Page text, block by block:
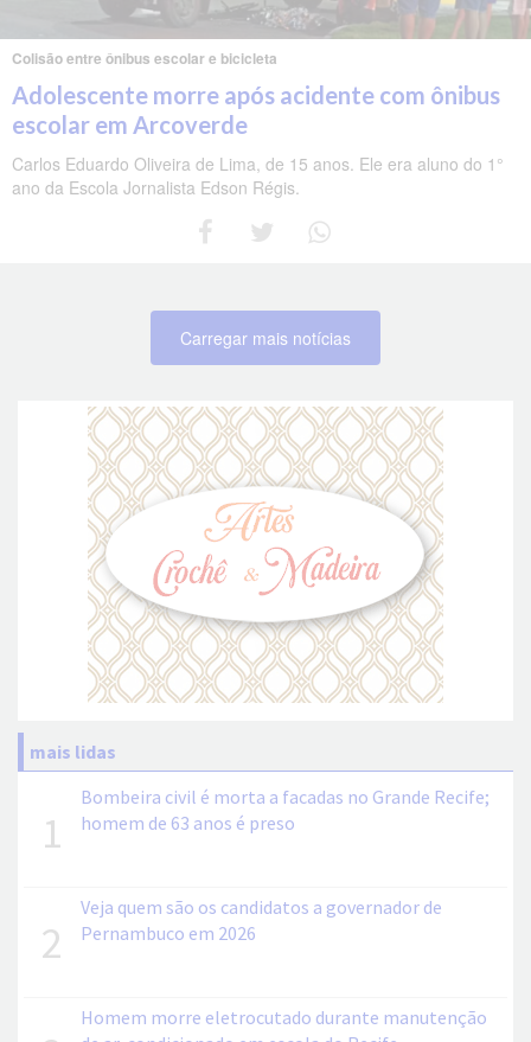
Colisão entre ônibus escolar e bicicleta
Adolescente morre após acidente com ônibus
escolar em Arcoverde
Carlos Eduardo Oliveira de Lima, de 15 anos. Ele era aluno do 1°
ano da Escola Jornalista Edson Régis.
Carregar mais notícias
mais lidas
1
Bombeira civil é morta a facadas no Grande Recife;
homem de 63 anos é preso
2
Veja quem são os candidatos a governador de
Pernambuco em 2026
Homem morre eletrocutado durante manutenção